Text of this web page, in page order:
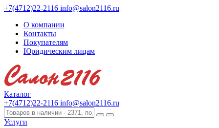
+7(4712)22-2116 info@salon2116.ru
О компании
Контакты
Покупателям
Юридическим лицам
Каталог
+7(4712)22-2116 info@salon2116.ru
Услуги